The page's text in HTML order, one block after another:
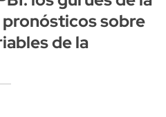
sobre
de la